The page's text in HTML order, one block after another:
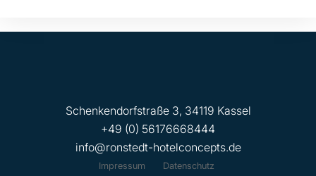
Schenkendorfstraße 3, 34119 Kassel
+49 (0) 56176668444
info@ronstedt-hotelconcepts.de
Impressum
Datenschutz